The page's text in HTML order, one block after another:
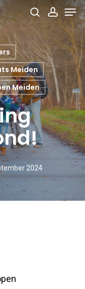
search
Meiden
Meiden
2024